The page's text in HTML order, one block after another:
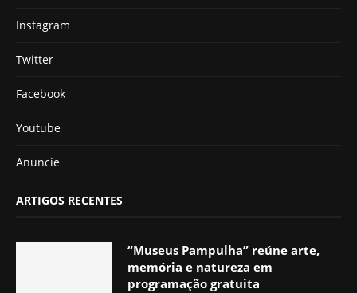
Instagram
Twitter
Facebook
Youtube
Anuncie
ARTIGOS RECENTES
“Museus Pampulha” reúne arte,
memória e natureza em
programação gratuita